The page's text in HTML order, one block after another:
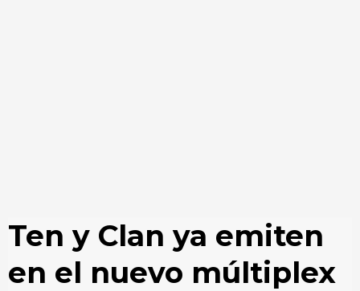
Ten y Clan ya emiten
en el nuevo múltiplex